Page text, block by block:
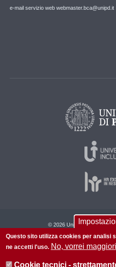
e-mail servizio web webmaster.bca@unipd.it
© 2026 Università di
P.I. 00742430283
Questo sito utilizza cookies per analisi
ne accetti l'uso. No, vorrei
Cookie tecnici -